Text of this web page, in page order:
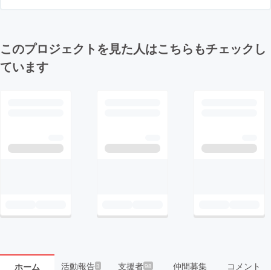
このプロジェクトを見た人はこちらもチェックし
ています
ホーム 活動報告3 支援者98 仲間募集 コメント